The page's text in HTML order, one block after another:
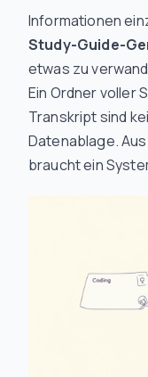
Informationen
Study-Guide-
etwas zu
Ein Ordner voller
Transkript sind
Datenablage.
braucht ein